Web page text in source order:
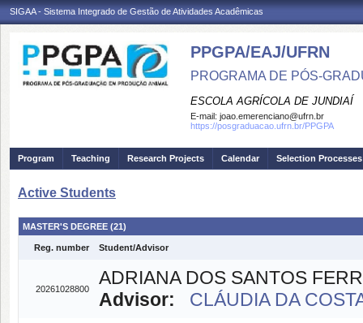
SIGAA - Sistema Integrado de Gestão de Atividades Acadêmicas
PPGPA/EAJ/UFRN
PROGRAMA DE PÓS-
ESCOLA AGRÍCOLA DE JUNDIAÍ
E-mail: joao.emerenciano@ufrn.br
https://posgraduacao.ufrn.br/PPGPA
Program Teaching Research Projects Calendar Selection Processes
Active Students
MASTER'S DEGREE (21)
Reg. number Student/Advisor
20261028800
ADRIANA DOS SANTOS
Advisor:
CLÁUDIA DA